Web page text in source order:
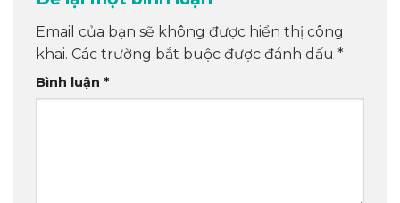
Email của bạn sẽ không được hiển thị công
khai. Các trường bắt buộc được đánh dấu *
Bình luận *